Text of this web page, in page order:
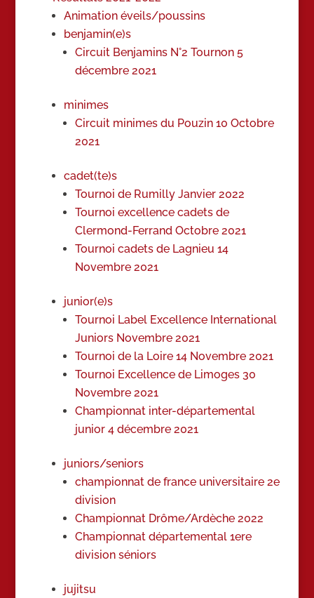
Animation éveils/poussins
benjamin(e)s
Circuit Benjamins N°2 Tournon 5
décembre 2021
minimes
Circuit minimes du Pouzin 10 Octobre
2021
cadet(te)s
Tournoi de Rumilly Janvier 2022
Tournoi excellence cadets de
Clermond-Ferrand Octobre 2021
Tournoi cadets de Lagnieu 14
Novembre 2021
junior(e)s
Tournoi Label Excellence International
Juniors Novembre 2021
Tournoi de la Loire 14 Novembre 2021
Tournoi Excellence de Limoges 30
Novembre 2021
Championnat inter-départemental
junior 4 décembre 2021
juniors/seniors
championnat de france universitaire 2e
division
Championnat Drôme/Ardèche 2022
Championnat départemental 1ere
division séniors
jujitsu